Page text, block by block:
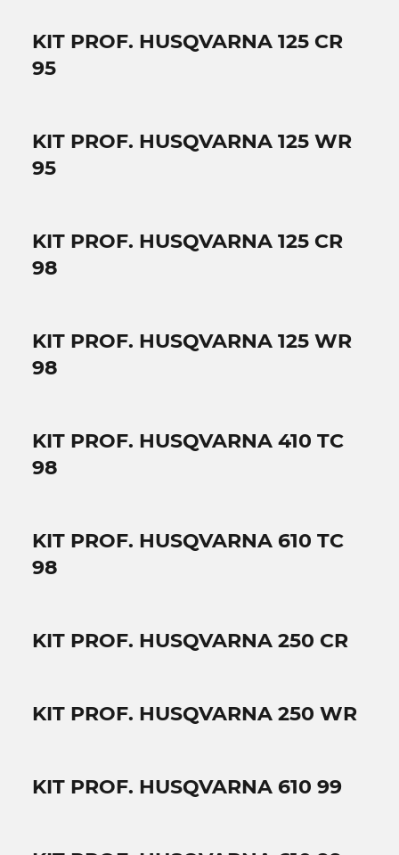
KIT PROF. HUSQVARNA 125 CR
95
KIT PROF. HUSQVARNA 125 WR
95
KIT PROF. HUSQVARNA 125 CR
98
KIT PROF. HUSQVARNA 125 WR
98
KIT PROF. HUSQVARNA 410 TC
98
KIT PROF. HUSQVARNA 610 TC
98
KIT PROF. HUSQVARNA 250 CR
KIT PROF. HUSQVARNA 250 WR
KIT PROF. HUSQVARNA 610 99